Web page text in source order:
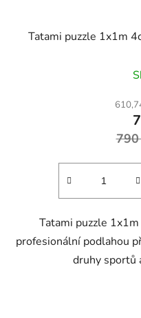
Tatami puzzle 1x1m
790
Tatami puzzle
profesionální podlahou
druhy sportů